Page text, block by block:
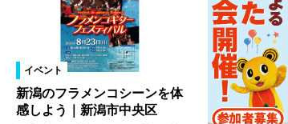
イベント
新潟のフラメンコシーンを体
感しよう｜新潟市中央区